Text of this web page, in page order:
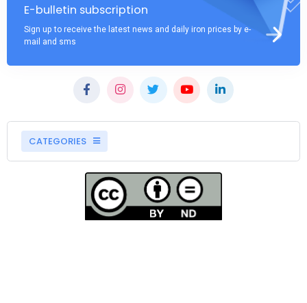
E-bulletin subscription
Sign up to receive the latest news and daily iron prices by e-
mail and sms
CATEGORIES